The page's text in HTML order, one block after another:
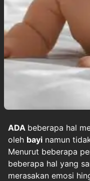
ADA beberapa hal
oleh bayi namun
Menurut beberapa
beberapa hal yang
merasakan emosi